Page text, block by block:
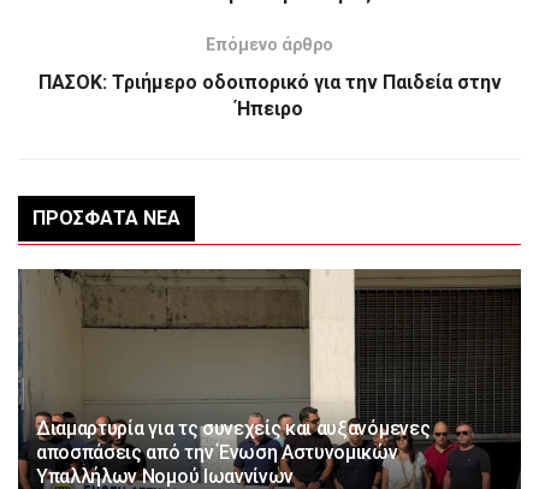
Επόμενο άρθρο
ΠΑΣΟΚ: Τριήμερο οδοιπορικό για την Παιδεία στην
Ήπειρο
ΠΡΌΣΦΑΤΑ ΝΈΑ
Διαμαρτυρία για τς συνεχείς και αυξανόμενες
αποσπάσεις από την Ένωση Αστυνομικών
Υπαλλήλων Νομού Ιωαννίνων